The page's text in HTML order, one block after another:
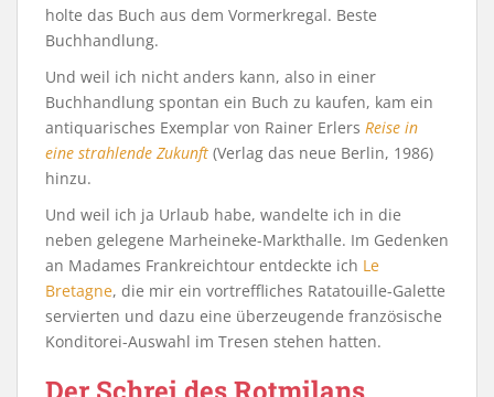
holte das Buch aus dem Vormerkregal. Beste
Buchhandlung.
Und weil ich nicht anders kann, also in einer
Buchhandlung spontan ein Buch zu kaufen, kam ein
antiquarisches Exemplar von Rainer Erlers Reise in
eine strahlende Zukunft (Verlag das neue Berlin, 1986)
hinzu.
Und weil ich ja Urlaub habe, wandelte ich in die
neben gelegene Marheineke-Markthalle. Im Gedenken
an Madames Frankreichtour entdeckte ich Le
Bretagne, die mir ein vortreffliches Ratatouille-Galette
servierten und dazu eine überzeugende französische
Konditorei-Auswahl im Tresen stehen hatten.
Der Schrei des Rotmilans